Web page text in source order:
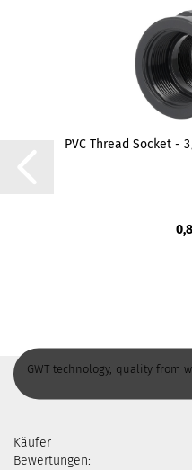
PVC Thread Socket -
GWT technology, quality from
Käufer
Bewertungen: